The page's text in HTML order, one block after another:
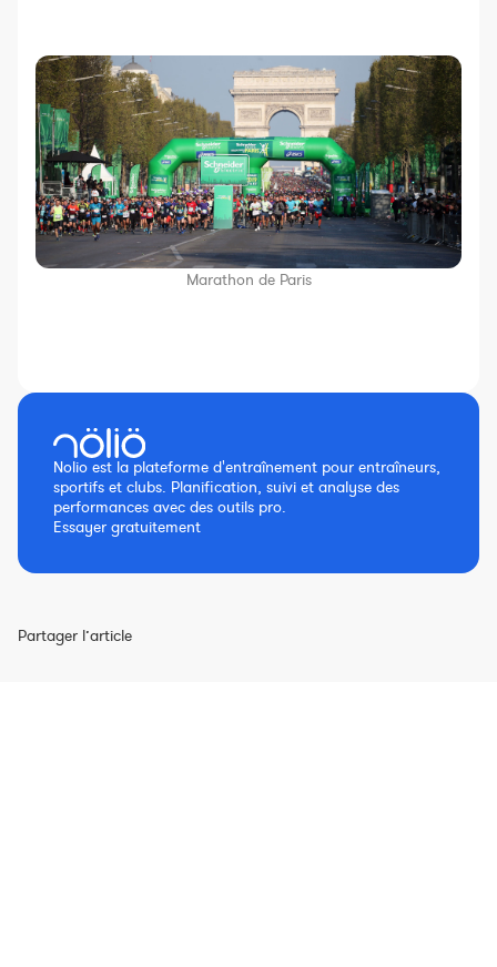
Marathon de Paris
Nolio est la plateforme d'entraînement pour entraîneurs,
sportifs et clubs. Planification, suivi et analyse des
performances avec des outils pro.
Essayer gratuitement
Partager l’article